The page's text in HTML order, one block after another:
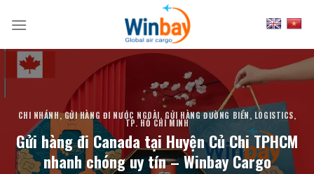
CHI NHÁNH,GỬI HÀNG ĐI NƯỚC NGOÀI,GỬI HÀNG ĐƯỜNG BIỂN, LOGISTICS,
TP. HỒ CHÍ MINH
Gửi hàng đi Canada tại Huyện Củ Chi TPHCM
nhanh chóng uy tín – Winbay Cargo